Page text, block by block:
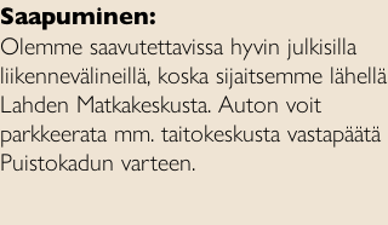
Saapuminen:
Olemme saavutettavissa hyvin julkisilla
liikennevälineillä, koska sijaitsemme lähellä
Lahden Matkakeskusta. Auton voit
parkkeerata mm. taitokeskusta vastapäätä
Puistokadun varteen.